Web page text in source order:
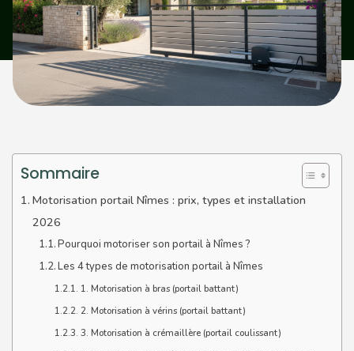
Sommaire
Motorisation portail Nîmes : prix, types et installation
2026
Pourquoi motoriser son portail à Nîmes ?
Les 4 types de motorisation portail à Nîmes
1. Motorisation à bras (portail battant)
2. Motorisation à vérins (portail battant)
3. Motorisation à crémaillère (portail coulissant)